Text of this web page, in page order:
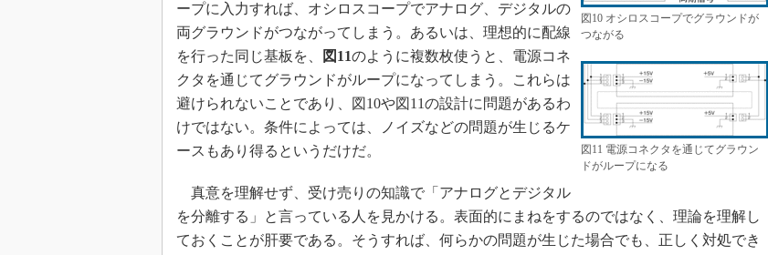
図10 オシロスコープでグラウンドが
つながる
図11 電源コネクタを通じてグラウン
ドがループになる
ープに入力すれば、オシロスコープでアナログ、デジタルの
両グラウンドがつながってしまう。あるいは、理想的に配線
を行った同じ基板を、
図11のように複数枚使うと、電源コネ
クタを通じてグラウンドがループになってしまう。これらは
避けられないことであり、図10や図11の設計に問題があるわ
けではない。条件によっては、ノイズなどの問題が生じるケ
ースもあり得るというだけだ。
真意を理解せず、受け売りの知識で「アナログとデジタル
を分離する」と言っている人を見かける。表面的にまねをするのではなく、理論を理解し
ておくことが肝要である。そうすれば、何らかの問題が生じた場合でも、正しく対処でき